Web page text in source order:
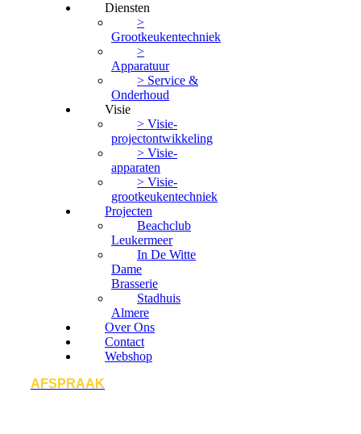
Diensten
>
Grootkeukentechniek
>
Apparatuur
> Service &
Onderhoud
Visie
> Visie-
projectontwikkeling
> Visie-
apparaten
> Visie-
grootkeukentechniek
Projecten
Beachclub
Leukermeer
In De Witte
Dame
Brasserie
Stadhuis
Almere
Over Ons
Contact
Webshop
AFSPRAAK